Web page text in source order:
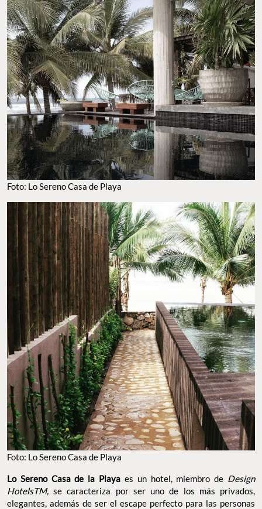
Foto: Lo Sereno Casa de Playa
Foto: Lo Sereno Casa de Playa
Lo Sereno Casa de la Playa es un hotel, miembro de Design
HotelsTM, se caracteriza por ser uno de los más privados,
elegantes, además de ser el escape perfecto para las personas